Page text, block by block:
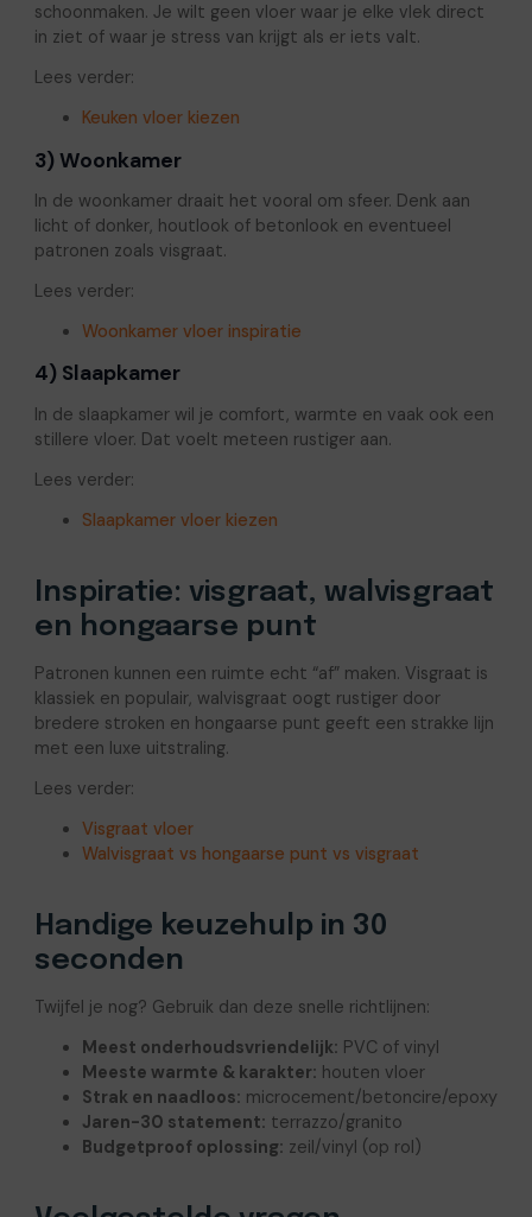
schoonmaken. Je wilt geen vloer waar je elke vlek direct
in ziet of waar je stress van krijgt als er iets valt.
Lees verder:
Keuken vloer kiezen
3) Woonkamer
In de woonkamer draait het vooral om sfeer. Denk aan
licht of donker, houtlook of betonlook en eventueel
patronen zoals visgraat.
Lees verder:
Woonkamer vloer inspiratie
4) Slaapkamer
In de slaapkamer wil je comfort, warmte en vaak ook een
stillere vloer. Dat voelt meteen rustiger aan.
Lees verder:
Slaapkamer vloer kiezen
Inspiratie: visgraat, walvisgraat
en hongaarse punt
Patronen kunnen een ruimte echt “af” maken. Visgraat is
klassiek en populair, walvisgraat oogt rustiger door
bredere stroken en hongaarse punt geeft een strakke lijn
met een luxe uitstraling.
Lees verder:
Visgraat vloer
Walvisgraat vs hongaarse punt vs visgraat
Handige keuzehulp in 30
seconden
Twijfel je nog? Gebruik dan deze snelle richtlijnen:
Meest onderhoudsvriendelijk: PVC of vinyl
Meeste warmte & karakter: houten vloer
Strak en naadloos: microcement/betoncire/epoxy
Jaren-30 statement: terrazzo/granito
Budgetproof oplossing: zeil/vinyl (op rol)